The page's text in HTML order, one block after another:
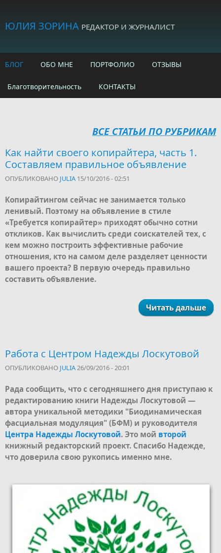
ЮЛИЯ ЗОРИНА РЕДАКТОР И ЖУРНАЛИСТ
БЛОГ ОБО МНЕ ПОРТФОЛИО ОТЗЫВЫ
Благотворительность КОНТАКТЫ
ВСЕ СТАТЬИ ПО РУБРИКАМ
Как найти своего копирайтера, часть 1.
Составляем правильное объявление
ОПУБЛИКОВАНО JULIA 15/10/2016 - 02:51
Копирайтингом сейчас не занимается только
ленивый. Поэтому на объявление в стиле
«Требуется копирайтер» приходят обычно сотни
откликов. Как вычислить среди соискателей тех, с
кем можно построить эффективные рабочие
отношения, кто на самом деле разделяет ценности
вашего проекта? В первую очередь правильно
составить объявление.
Читать дальше
Работа с Центром Надежды Лоскутовой
ОПУБЛИКОВАНО JULIA26/09/2016 - 20:01
Рада сообщить, что с сегодняшнего дня приступаю к
редактированию книги Надежды Лоскутовой —
автора уникальной методики "Биодинамическая
фасциальная модуляция" (БФМ) и руководителя
Центра Надежды Лоскутовой. Это мой второй
книжный редакторский проект. Спасибо Надежде,
что доверила свою рукопись именно мне.